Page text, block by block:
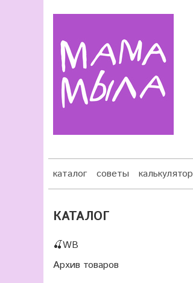
каталог советы калькулятор
КАТАЛОГ
🍒WB
Архив товаров